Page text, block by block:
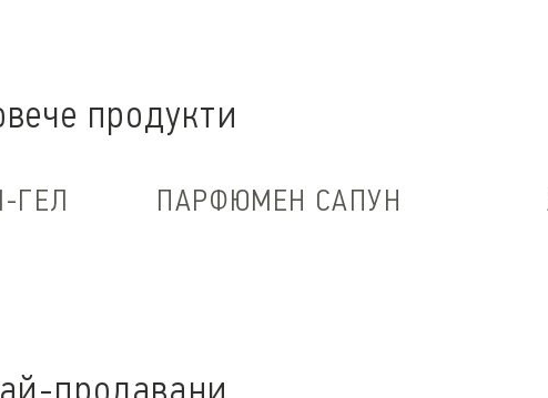
продукти
ГЕЛ ПАРФЮМЕН САПУН